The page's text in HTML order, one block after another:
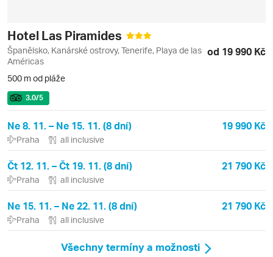
Hotel Las Piramides
Španělsko, Kanárské ostrovy, Tenerife, Playa de las
Américas
od 19 990 Kč
500 m od pláže
3.0/5
Ne 8. 11. – Ne 15. 11. (8 dní) 19 990 Kč
Praha all inclusive
Čt 12. 11. – Čt 19. 11. (8 dní) 21 790 Kč
Praha all inclusive
Ne 15. 11. – Ne 22. 11. (8 dní) 21 790 Kč
Praha all inclusive
Všechny termíny a možnosti